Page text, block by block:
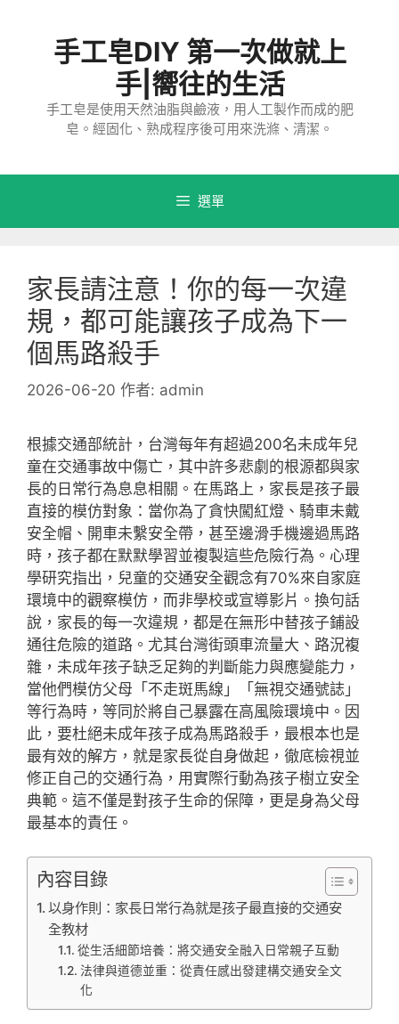
手工皂DIY 第一次做就上
手|嚮往的生活
手工皂是使用天然油脂與鹼液，用人工製作而成的肥
皂。經固化、熟成程序後可用來洗滌、清潔。
選單
家長請注意！你的每一次違
規，都可能讓孩子成為下一
個馬路殺手
2026-06-20 作者: admin
根據交通部統計，台灣每年有超過200名未成年兒
童在交通事故中傷亡，其中許多悲劇的根源都與家
長的日常行為息息相關。在馬路上，家長是孩子最
直接的模仿對象：當你為了貪快闖紅燈、騎車未戴
安全帽、開車未繫安全帶，甚至邊滑手機邊過馬路
時，孩子都在默默學習並複製這些危險行為。心理
學研究指出，兒童的交通安全觀念有70%來自家庭
環境中的觀察模仿，而非學校或宣導影片。換句話
說，家長的每一次違規，都是在無形中替孩子鋪設
通往危險的道路。尤其台灣街頭車流量大、路況複
雜，未成年孩子缺乏足夠的判斷能力與應變能力，
當他們模仿父母「不走斑馬線」「無視交通號誌」
等行為時，等同於將自己暴露在高風險環境中。因
此，要杜絕未成年孩子成為馬路殺手，最根本也是
最有效的解方，就是家長從自身做起，徹底檢視並
修正自己的交通行為，用實際行動為孩子樹立安全
典範。這不僅是對孩子生命的保障，更是身為父母
最基本的責任。
內容目錄
以身作則：家長日常行為就是孩子最直接的交通安
全教材
從生活細節培養：將交通安全融入日常親子互動
法律與道德並重：從責任感出發建構交通安全文
化